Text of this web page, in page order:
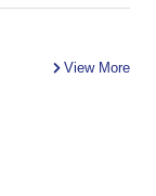
View More